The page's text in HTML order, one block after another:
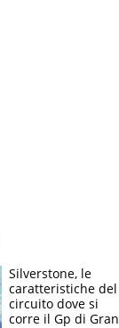
Silverstone, le
caratteristiche del
circuito dove si
corre il Gp di Gran